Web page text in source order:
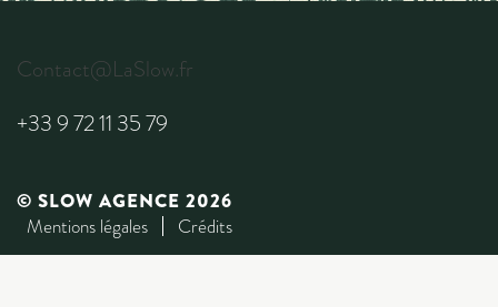
Contact@LaSlow.fr
+33 9 72 11 35 79
© SLOW AGENCE 2026
Crédits
Mentions légales